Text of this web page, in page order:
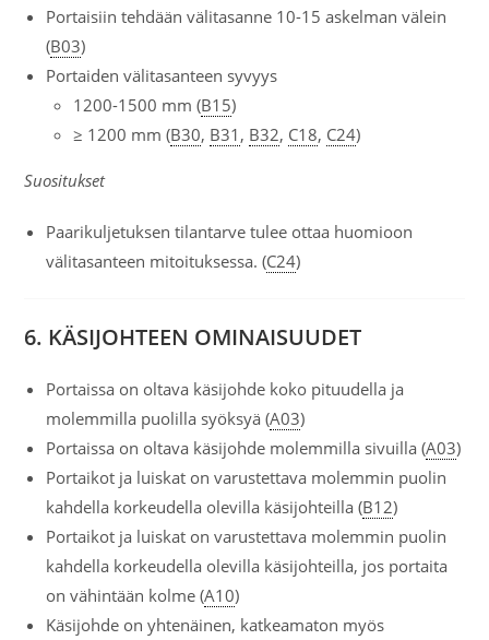
Portaisiin tehdään välitasanne 10-15 askelman välein
(B03)
Portaiden välitasanteen syvyys
1200-1500 mm (B15)
≥ 1200 mm (B30, B31 , B32, C18, C24)
Suositukset
Paarikuljetuksen tilantarve tulee ottaa huomioon
välitasanteen mitoituksessa. (C24)
6. KÄSIJOHTEEN OMINAISUUDET
Portaissa on oltava käsijohde koko pituudella ja
molemmilla puolilla syöksyä (A03)
Portaissa on oltava käsijohde molemmilla sivuilla (A03)
Portaikot ja luiskat on varustettava molemmin puolin
kahdella korkeudella olevilla käsijohteilla (B12)
Portaikot ja luiskat on varustettava molemmin puolin
kahdella korkeudella olevilla käsijohteilla, jos portaita
on vähintään kolme (A10)
Käsijohde on yhtenäinen, katkeamaton myös